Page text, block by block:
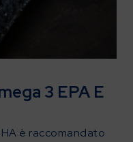
3 EPA E
è raccomandato